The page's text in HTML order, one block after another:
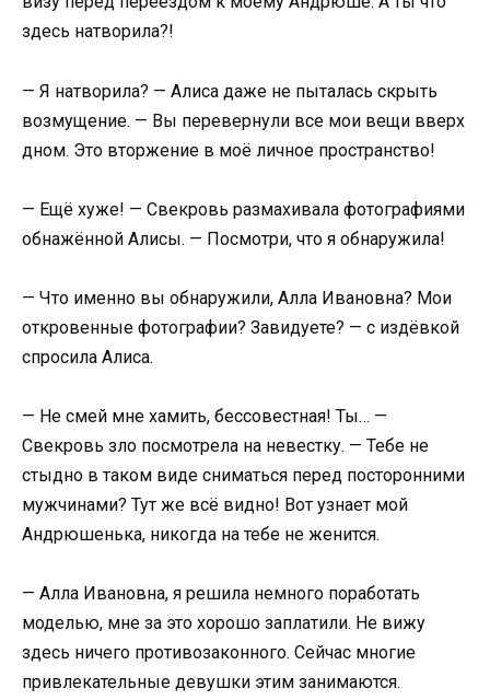
здесь натворила?!
— Я натворила? — Алиса даже не пыталась скрыть
возмущение. — Вы перевернули все мои вещи вверх
дном. Это вторжение в моё личное пространство!
— Ещё хуже! — Свекровь размахивала фотографиями
обнажённой Алисы. — Посмотри, что я обнаружила!
— Что именно вы обнаружили, Алла Ивановна? Мои
откровенные фотографии? Завидуете? — с издёвкой
спросила Алиса.
— Не смей мне хамить, бессовестная! Ты… —
Свекровь зло посмотрела на невестку. — Тебе не
стыдно в таком виде сниматься перед посторонними
мужчинами? Тут же всё видно! Вот узнает мой
Андрюшенька, никогда на тебе не женится.
— Алла Ивановна, я решила немного поработать
моделью, мне за это хорошо заплатили. Не вижу
здесь ничего противозаконного. Сейчас многие
привлекательные девушки этим занимаются.